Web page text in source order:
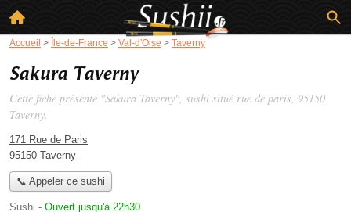
Accueil > Île-de-France > Val-d'Oise > Taverny
Sakura Taverny
Cette fiche présente "Sakura Taverny", sushi situé rue de paris, 95150
Taverny.
171 Rue de Paris
95150 Taverny
📞 Appeler ce sushi
Sushi - Ouvert jusqu'à 22h30